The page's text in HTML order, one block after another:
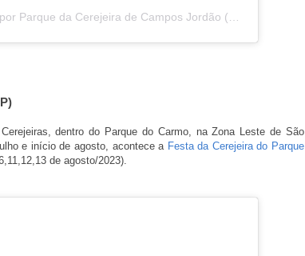
Uma publicação compartilhada por Parque da Cerejeira de Campos Jordão (@parque.da.cerejeira)
dentro do Parque do Carmo, na Zona Leste de São
e início de agosto, acontece a Festa da Cerejeira do Parque
de agosto/2023).